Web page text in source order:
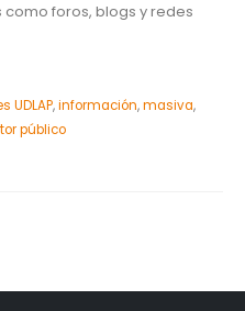
foros, blogs y redes
UDLAP,información,masiva,
público